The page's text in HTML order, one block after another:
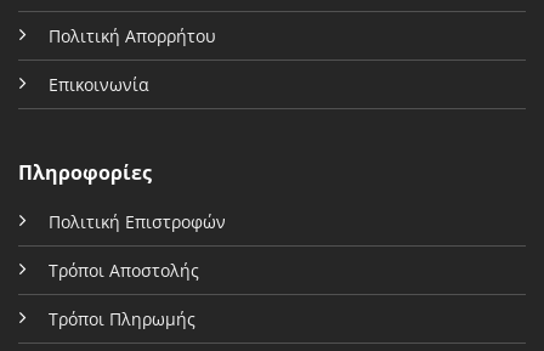
Πολιτική Απορρήτου
Επικοινωνία
Πληροφορίες
Πολιτική Επιστροφών
Τρόποι Αποστολής
Τρόποι Πληρωμής